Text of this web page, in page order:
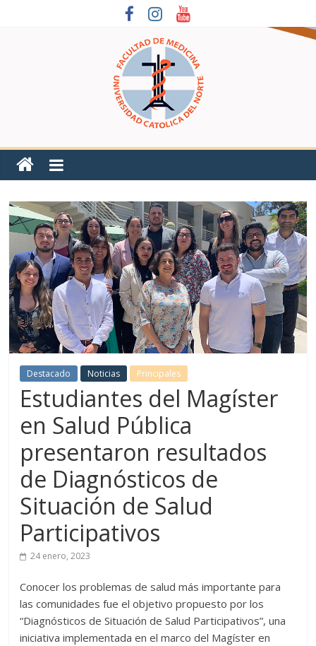
Destacado Noticias Principales
Estudiantes del Magíster
en Salud Pública
presentaron resultados
de Diagnósticos de
Situación de Salud
Participativos
24 enero, 2023
Conocer los problemas de salud más importante para
las comunidades fue el objetivo propuesto por los
“Diagnósticos de Situación de Salud Participativos”, una
iniciativa implementada en el marco del Magíster en